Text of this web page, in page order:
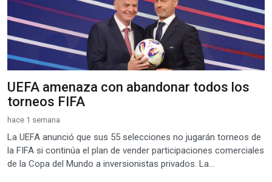
UEFA amenaza con abandonar todos los
torneos FIFA
hace 1 semana
La UEFA anunció que sus 55 selecciones no jugarán torneos de
la FIFA si continúa el plan de vender participaciones comerciales
de la Copa del Mundo a inversionistas privados. La...